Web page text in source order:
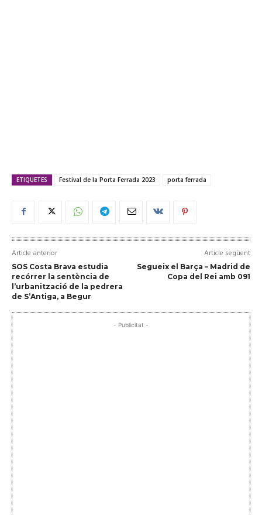
ETIQUETES Festival de la Porta Ferrada 2023 porta ferrada
Article anterior
SOS Costa Brava estudia
recórrer la sentència de
l’urbanització de la pedrera
de S’Antiga, a Begur
Article següent
Segueix el Barça – Madrid de
Copa del Rei amb 091
- Publicitat -